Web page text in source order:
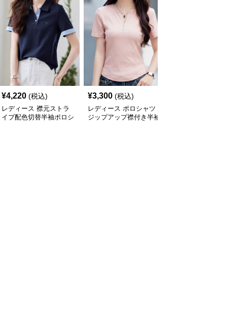
¥4,220 (税込)
レディース 襟元ストラ
イプ配色切替半袖ポロシ
¥3,300 (税込)
レディース ポロシャツ
ジップアップ襟付き半袖